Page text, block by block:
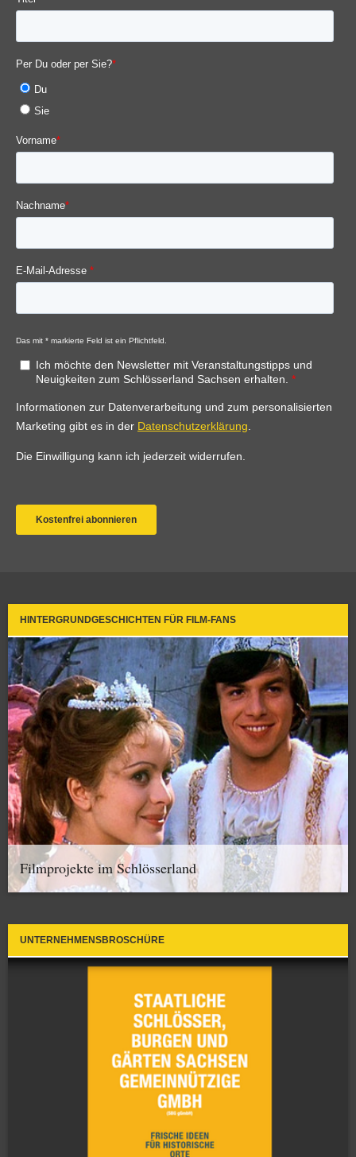
HINTERGRUNDGESCHICHTEN FÜR FILM-FANS
Filmprojekte im Schlösserland
UNTERNEHMENSBROSCHÜRE